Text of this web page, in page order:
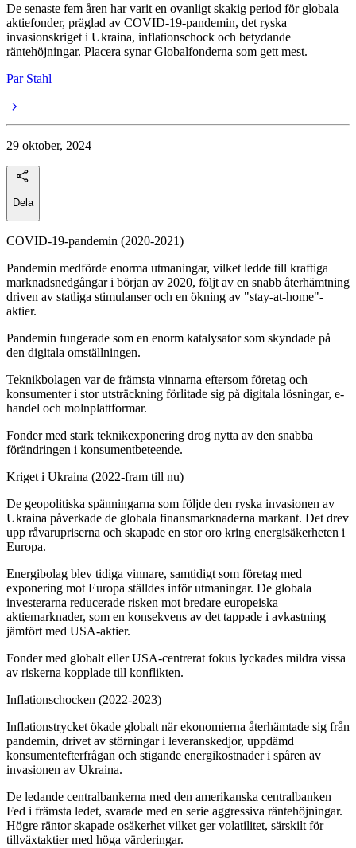
De senaste fem åren har varit en ovanligt skakig period för globala
aktiefonder, präglad av COVID-19-pandemin, det ryska
invasionskriget i Ukraina, inflationschock och betydande
räntehöjningar. Placera synar Globalfonderna som gett mest.
Par Stahl
29 oktober, 2024
Dela
COVID-19-pandemin (2020-2021)
Pandemin medförde enorma utmaningar, vilket ledde till kraftiga
marknadsnedgångar i början av 2020, följt av en snabb återhämtning
driven av statliga stimulanser och en ökning av "stay-at-home"-
aktier.
Pandemin fungerade som en enorm katalysator som skyndade på
den digitala omställningen.
Teknikbolagen var de främsta vinnarna eftersom företag och
konsumenter i stor utsträckning förlitade sig på digitala lösningar, e-
handel och molnplattformar.
Fonder med stark teknikexponering drog nytta av den snabba
förändringen i konsumentbeteende.
Kriget i Ukraina (2022-fram till nu)
De geopolitiska spänningarna som följde den ryska invasionen av
Ukraina påverkade de globala finansmarknaderna markant. Det drev
upp råvarupriserna och skapade en stor oro kring energisäkerheten i
Europa.
Energibolag blev tidiga vinnare, samtidigt som företag med
exponering mot Europa ställdes inför utmaningar. De globala
investerarna reducerade risken mot bredare europeiska
aktiemarknader, som en konsekvens av det tappade i avkastning
jämfört med USA-aktier.
Fonder med globalt eller USA-centrerat fokus lyckades mildra vissa
av riskerna kopplade till konflikten.
Inflationschocken (2022-2023)
Inflationstrycket ökade globalt när ekonomierna återhämtade sig från
pandemin, drivet av störningar i leveranskedjor, uppdämd
konsumentefterfrågan och stigande energikostnader i spåren av
invasionen av Ukraina.
De ledande centralbankerna med den amerikanska centralbanken
Fed i främsta ledet, svarade med en serie aggressiva räntehöjningar.
Högre räntor skapade osäkerhet vilket ger volatilitet, särskilt för
tillväxtaktier med höga värderingar.